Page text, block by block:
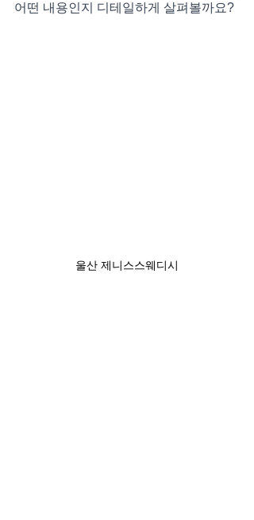
어떤 내용인지 디테일하게 살펴볼까요?
울산 제니스스웨디시